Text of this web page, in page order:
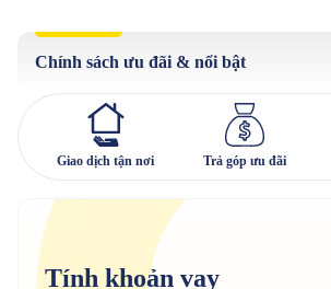
Chính sách ưu đãi & nổi bật
Giao dịch tận nơi Trả góp ưu đãi
Tính khoản vay